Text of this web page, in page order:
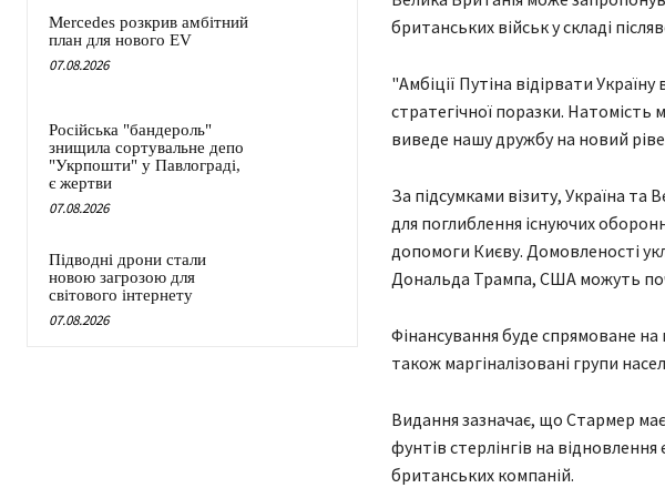
Mercedes розкрив амбітний
план для нового EV
07.08.2026
Російська "бандероль"
знищила сортувальне депо
"Укрпошти" у Павлограді,
є жертви
07.08.2026
Підводні дрони стали
новою загрозою для
світового інтернету
07.08.2026
британських військ у складі
"Амбіції Путіна відірвати
стратегічної поразки.
виведе нашу дружбу на новий
За підсумками візиту, Україна
для поглиблення існуючих
допомоги Києву. Домовленості
Дональда Трампа, США можуть
Фінансування буде спрямоване
також маргіналізовані групи
Видання зазначає, що Стармер
фунтів стерлінгів на
британських компаній.